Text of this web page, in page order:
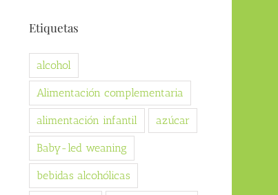
Etiquetas
alcohol
Alimentación complementaria
alimentación infantil azúcar
Baby-led weaning
bebidas alcohólicas